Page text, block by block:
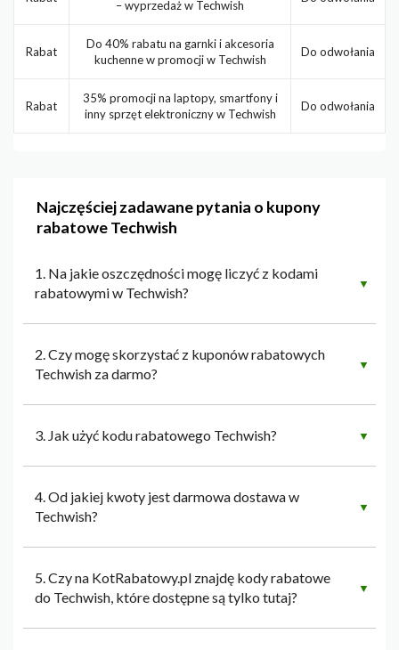
– wyprzedaż w Techwish
Rabat
Do 40% rabatu na garnki i akcesoria
kuchenne w promocji w Techwish
Do odwołania
Rabat
35% promocji na laptopy, smartfony i
inny sprzęt elektroniczny w Techwish
Do odwołania
Najczęściej zadawane pytania o kupony
rabatowe Techwish
1. Na jakie oszczędności mogę liczyć z kodami
rabatowymi w Techwish?
▼
2. Czy mogę skorzystać z kuponów rabatowych
Techwish za darmo?
▼
3. Jak użyć kodu rabatowego Techwish? ▼
4. Od jakiej kwoty jest darmowa dostawa w
Techwish?
▼
5. Czy na KotRabatowy.pl znajdę kody rabatowe
do Techwish, które dostępne są tylko tutaj?
▼